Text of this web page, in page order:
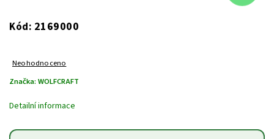
Kód: 2169000
Neohodnoceno
Značka: WOLFCRAFT
Detailní informace